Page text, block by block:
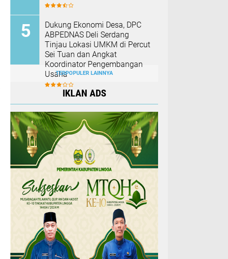
Dukung Ekonomi Desa, DPC
ABPEDNAS Deli Serdang
Tinjau Lokasi UMKM di Percut
Sei Tuan dan Angkat
Koordinator Pengembangan
UsahaTERPOPULER LAINNYA
IKLAN ADS